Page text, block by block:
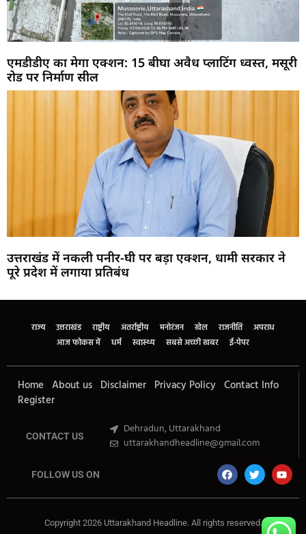
एमडीडीए का मेगा एक्शन: 15 बीघा अवैध प्लाटिंग ध्वस्त, मसूरी
रोड पर निर्माण सील
उत्तराखंड में नकली पनीर-घी पर बड़ा एक्शन, धामी सरकार ने
पूरे प्रदेश में लगाया प्रतिबंध
राज्य उत्तराखंड राष्ट्रीय अंतर्राष्ट्रीय मनोरंजन खेल राजनीति
अपराध
आज फोकस में
धर्म स्वास्थ्य सबसे अच्छी खबर ई-पेपर
Home About us Disclaimer Privacy Policy Contact Info
Register
CONTACT US
Dehradun, Uttarakhand
uttarakhandheadline@gmail.com
FOLLOW US ON
Copyright 2026 Uttarakhand Headline. All rights reserved.